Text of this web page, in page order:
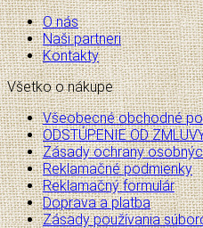
O nás
Naši partneri
Kontakty
Všetko o nákupe
Všeobecné obchodné
ODSTÚPENIE OD
Zásady ochrany
Reklamačné podmienky
Reklamačný formulár
Doprava a platba
Zásady používania